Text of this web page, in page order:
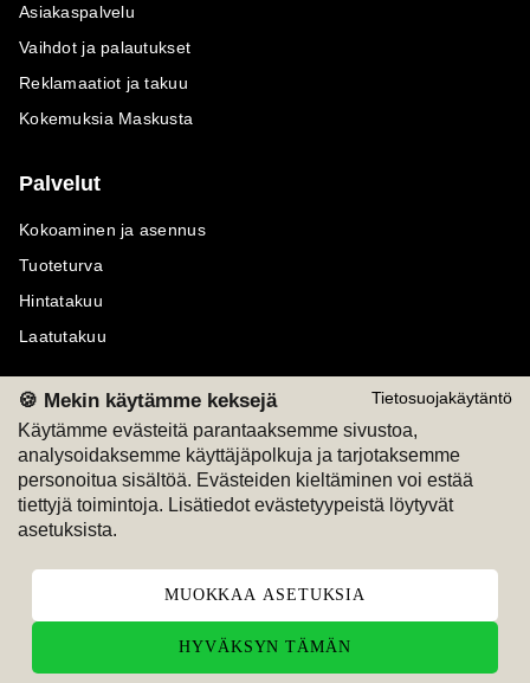
Tietosuojakäytäntö
🍪 Mekin käytämme keksejä
Käytämme evästeitä parantaaksemme sivustoa,
analysoidaksemme käyttäjäpolkuja ja tarjotaksemme
personoitua sisältöä. Evästeiden kieltäminen voi estää
tiettyjä toimintoja. Lisätiedot evästetyypeistä löytyvät
asetuksista.
MUOKKAA ASETUKSIA
HYVÄKSYN TÄMÄN
Asiakaspalvelu
Vaihdot ja palautukset
Reklamaatiot ja takuu
Kokemuksia Maskusta
Palvelut
Kokoaminen ja asennus
Tuoteturva
Hintatakuu
Laatutakuu
Maksutavat
M
Seuraa meitä